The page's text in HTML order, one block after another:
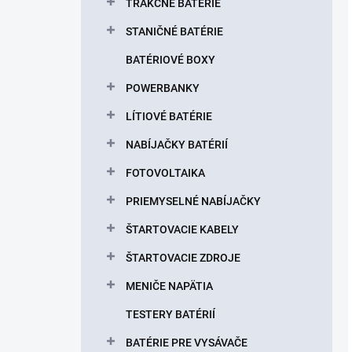
TRAKČNÉ BATÉRIE
STANIČNÉ BATÉRIE
BATÉRIOVÉ BOXY
POWERBANKY
LÍTIOVÉ BATÉRIE
NABÍJAČKY BATÉRIÍ
FOTOVOLTAIKA
PRIEMYSELNÉ NABÍJAČKY
ŠTARTOVACIE KABELY
ŠTARTOVACIE ZDROJE
MENIČE NAPÄTIA
TESTERY BATÉRIÍ
BATÉRIE PRE VYSÁVAČE